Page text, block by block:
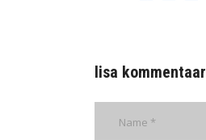
lisa kommentaar